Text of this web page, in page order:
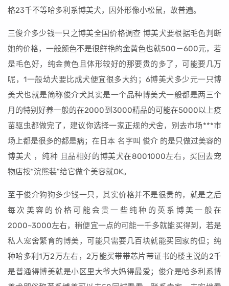
格23千不等哈多利系博美犬，因外形像小松鼠，故普遍。
三俊介多少钱一只之博美全国价格调查 博美犬要根据毛色判断
她的价格，一般颜色不是很鲜艳的金黄色也就500－600元，若
是毛色好，纯金黄色且体形较好的那要贵的多了，可能要几万
呢，1一般幼犬要比成犬便宜很多大约；6博美犬多少元一只博
美犬也就是简称俊介犬其实是一个品种博美犬一般都是两三个
月的特别好养一般的在2000到3000精品的可能在5000以上疫
苗驱虫都做完了，建议你选择一家正规的犬舍，别去市场***市
场上都是很多的都是病；在日本 名字叫 俊介 的是只做过美容的
博美犬 ，纯种 且品相好的博美犬在8001000左右，买回去宠
物店按“浣熊装”给它做个美容就OK。
至于俊介狗狗多少钱一只，其实价格并不是很贵的，就是之后
每次美容的价格可能会贵一些纯种的英系博美一般在
2000~3000左右，稍便宜一点的可能一千多就能买得到，若是
私人宠舍繁育的博美，可能只需要几百块就能买回家的但；纯
种哈多利1万2万左右，2万能买带带芯片带证书的楼主说的2千
是普通得博美就是小区里大爷大妈得最爱；俊介是哈多利系博